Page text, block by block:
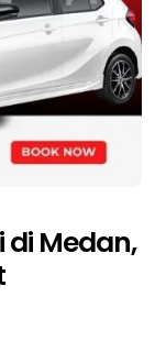
di Medan,